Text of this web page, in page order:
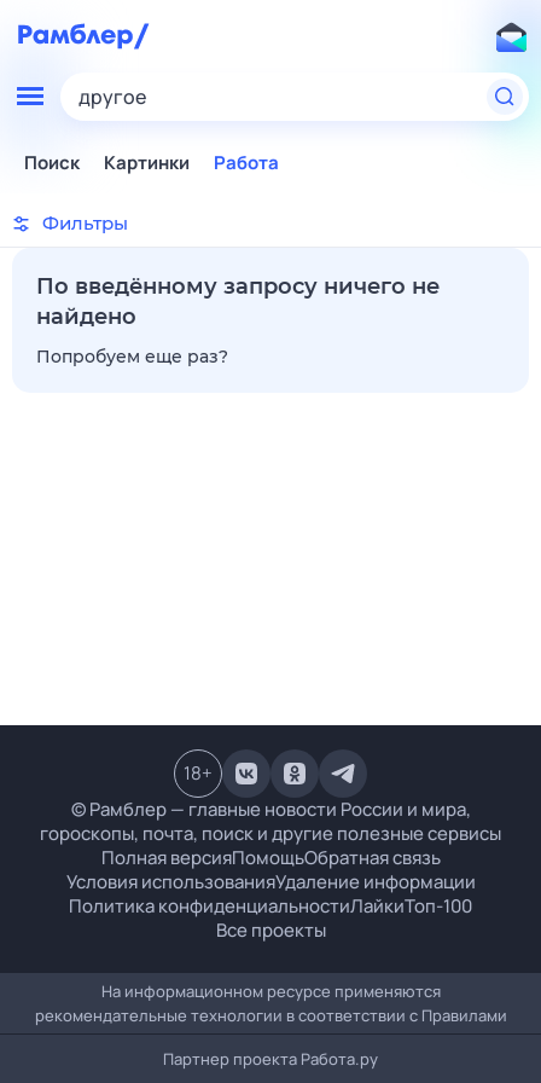
другое
Поиск Картинки Работа
Фильтры
По введённому запросу ничего не
найдено
Попробуем еще раз?
© Рамблер — главные новости России и мира,
гороскопы, почта, поиск и другие полезные сервисы
Полная версияПомощьОбратная связь
Условия использованияУдаление информации
Политика конфиденциальностиЛайкиТоп-100
Все проекты
18+
На информационном ресурсе применяются
рекомендательные технологии в соответствии с Правилами
Партнер проекта Работа.ру